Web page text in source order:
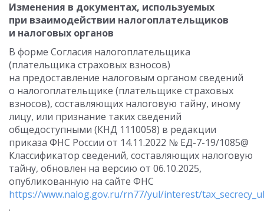
Изменения в документах, используемых
при взаимодействии налогоплательщиков
и налоговых органов
В форме Согласия налогоплательщика
(плательщика страховых взносов)
на предоставление налоговым органом сведений
о налогоплательщике (плательщике страховых
взносов), составляющих налоговую тайну, иному
лицу, или признание таких сведений
общедоступными (КНД 1110058) в редакции
приказа ФНС России от 14.11.2022 № ЕД-7-19/1085@
Классификатор сведений, составляющих налоговую
тайну, обновлен на версию от 06.10.2025,
опубликованную на сайте ФНС
https://www.nalog.gov.ru/rn77/yul/interest/
.